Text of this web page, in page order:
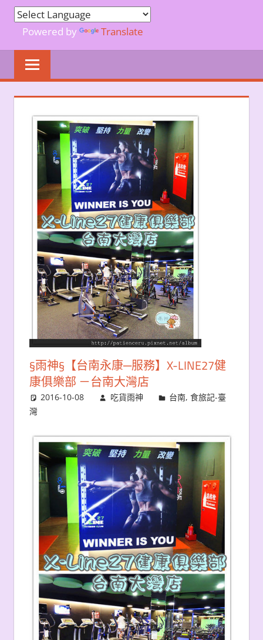
Powered by Translate
§雨神§【台南永康─服務】X-LINE27健
康俱樂部 －台南大灣店
2016-10-08 吃貨雨神 台南,食旅記-臺
灣